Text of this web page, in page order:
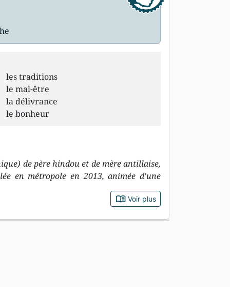
les traditions
le mal-être
la délivrance
le bonheur
de père hindou et de mère antillaise,
en métropole en 2013, animée d'une
book_open Voir plus